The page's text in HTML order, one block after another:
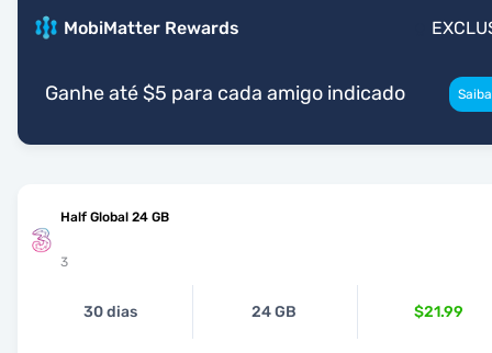
MobiMatter Rewards
Ganhe até $5 para cada amigo indicado
Half Global 24 GB
3
30 dias 24 GB $21.99